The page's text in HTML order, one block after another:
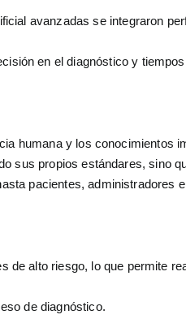
avanzadas se integraron
en el diagnóstico y
humana y los conocimientos
sus propios estándares, sino
pacientes, administradores
de alto riesgo, lo que permite
de diagnóstico.